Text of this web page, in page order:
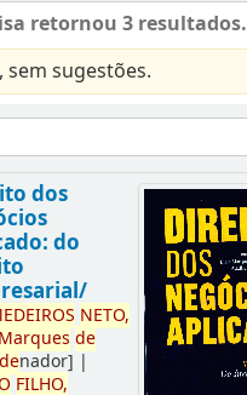
retornou 3 resultados.
sem sugestões.
dos
do
DEIROS NETO,
Marques de
nador] |
FILHO,